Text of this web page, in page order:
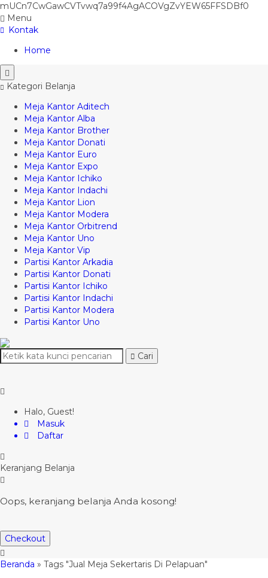
mUCn7CwGawCVTvwq7a99f4AgACOVgZvYEW65FFSDBf0
Menu
Kontak
Home
Kategori Belanja
Meja Kantor Aditech
Meja Kantor Alba
Meja Kantor Brother
Meja Kantor Donati
Meja Kantor Euro
Meja Kantor Expo
Meja Kantor Ichiko
Meja Kantor Indachi
Meja Kantor Lion
Meja Kantor Modera
Meja Kantor Orbitrend
Meja Kantor Uno
Meja Kantor Vip
Partisi Kantor Arkadia
Partisi Kantor Donati
Partisi Kantor Ichiko
Partisi Kantor Indachi
Partisi Kantor Modera
Partisi Kantor Uno
Cari
Halo, Guest!
Masuk
Daftar
Keranjang Belanja
Oops, keranjang belanja Anda kosong!
Checkout
Beranda » Tags "Jual Meja Sekertaris Di Pelapuan"